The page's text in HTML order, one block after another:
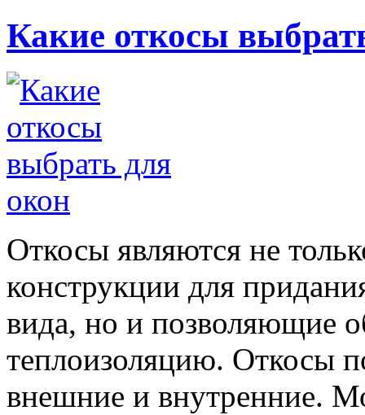
Какие откосы
Откосы являются не
конструкции для
вида, но и позволяющие
теплоизоляцию. Откосы
внешние и внутренние.